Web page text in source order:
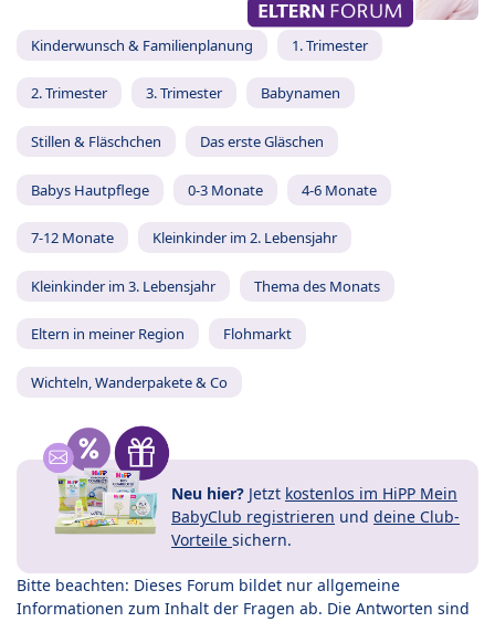
Kinderwunsch & Familienplanung 1. Trimester
2. Trimester 3. Trimester Babynamen
Stillen & Fläschchen Das erste Gläschen
Babys Hautpflege 0-3 Monate 4-6 Monate
7-12 Monate Kleinkinder im 2. Lebensjahr
Kleinkinder im 3. Lebensjahr Thema des Monats
Eltern in meiner Region Flohmarkt
Wichteln, Wanderpakete & Co
Neu hier? Jetzt kostenlos im HiPP Mein
BabyClub registrieren und deine Club-
Vorteile sichern.
Bitte beachten: Dieses Forum bildet nur allgemeine
Informationen zum Inhalt der Fragen ab. Die Antworten sind